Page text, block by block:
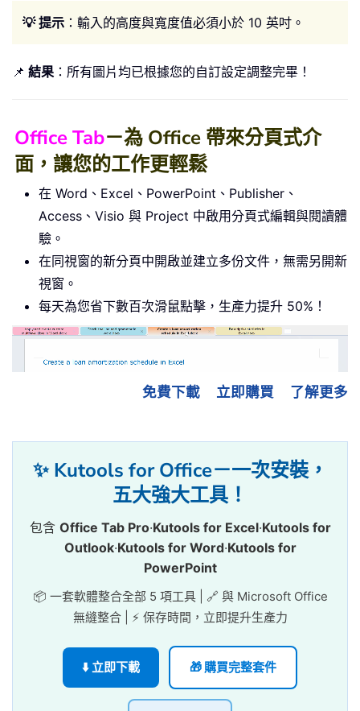
💡 提示 ：輸入的高度與寬度值必須小於 10 英吋。
📌 結果 ：所有圖片均已根據您的自訂設定調整完畢！
Office Tab－為 Office 帶來分頁式介
面，讓您的工作更輕鬆
在 Word、Excel、PowerPoint、Publisher、
Access、Visio 與 Project 中啟用分頁式編輯與閱讀體
驗。
在同視窗的新分頁中開啟並建立多份文件，無需另開新
視窗。
每天為您省下數百次滑鼠點擊，生產力提升 50%！
免費下載 立即購買 了解更多
✨ Kutools for Office－一次安裝，
五大強大工具！
包含 Office Tab Pro·Kutools for Excel·Kutools for
Outlook·Kutools for Word·Kutools for
PowerPoint
📦 一套軟體整合全部 5 項工具 | 🔗 與 Microsoft Office
無縫整合 | ⚡ 保存時間，立即提升生產力
⬇️ 立即下載 🎁 購買完整套件